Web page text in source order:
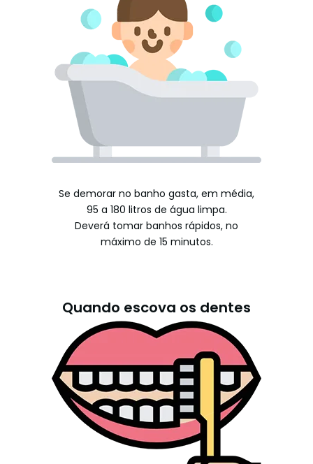
Se demorar no banho gasta, em média,
95 a 180 litros de água limpa.
Deverá tomar banhos rápidos, no
máximo de 15 minutos.
Quando escova os dentes